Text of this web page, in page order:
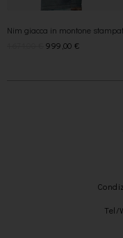
Nim giacca in montone
999,00€
Tel/